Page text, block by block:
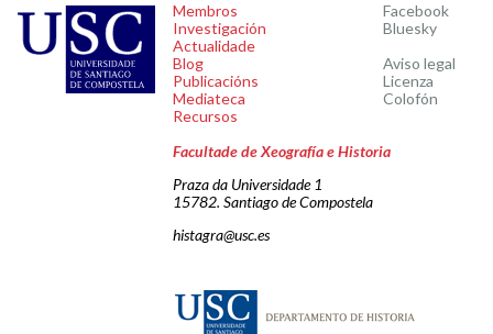
Membros
Investigación
Actualidade
Blog
Publicacións
Mediateca
Recursos
Facebook
Bluesky
Aviso legal
Licenza
Colofón
Facultade de Xeografía e Historia
Praza da Universidade 1
15782. Santiago de Compostela
histagra@usc.es